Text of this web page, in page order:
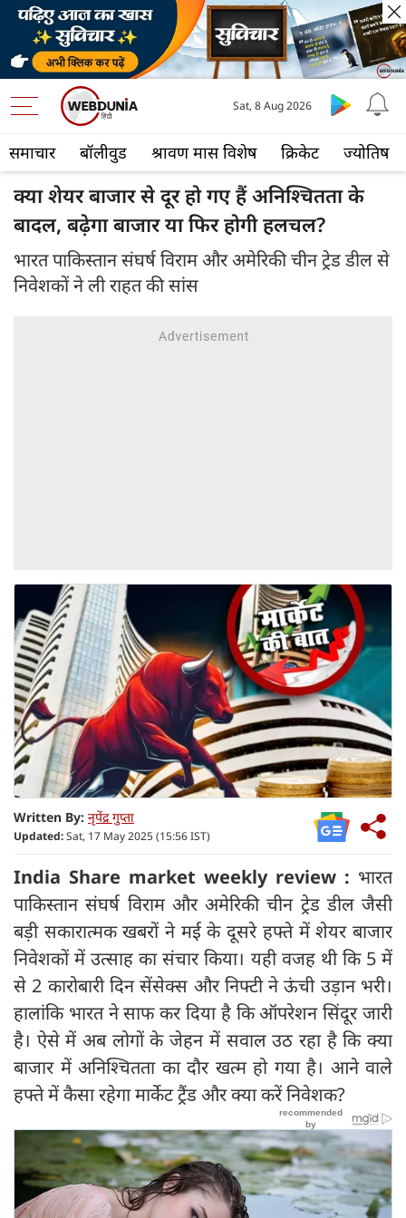
समाचार बॉलीवुड श्रावण मास विशेष क्रिकेट ज्योतिष
Sat, 8 Aug 2026
क्या शेयर बाजार से दूर हो गए हैं अनिश्चितता के
बादल, बढ़ेगा बाजार या फिर होगी हलचल?
भारत पाकिस्तान संघर्ष विराम और अमेरिकी चीन ट्रेड डील से
निवेशकों ने ली राहत की सांस
Written By: नृपेंद्र गुप्ता
Updated:Sat, 17 May 2025 (15:56 IST)
India Share market weekly review : भारत
पाकिस्तान संघर्ष विराम और अमेरिकी चीन ट्रेड डील जैसी
बड़ी सकारात्मक खबरों ने मई के दूसरे हफ्ते में शेयर बाजार
निवेशकों में उत्साह का संचार किया। यही वजह थी कि 5 में
से 2 कारोबारी दिन सेंसेक्स और निफ्टी ने ऊंची उड़ान भरी।
हालांकि भारत ने साफ कर दिया है कि ऑपरेशन सिंदूर जारी
है। ऐसे में अब लोगों के जेहन में सवाल उठ रहा है कि क्या
बाजार में अनिश्चितता का दौर खत्म हो गया है। आने वाले
हफ्ते में कैसा रहेगा मार्केट ट्रैंड और क्या करें निवेशक?